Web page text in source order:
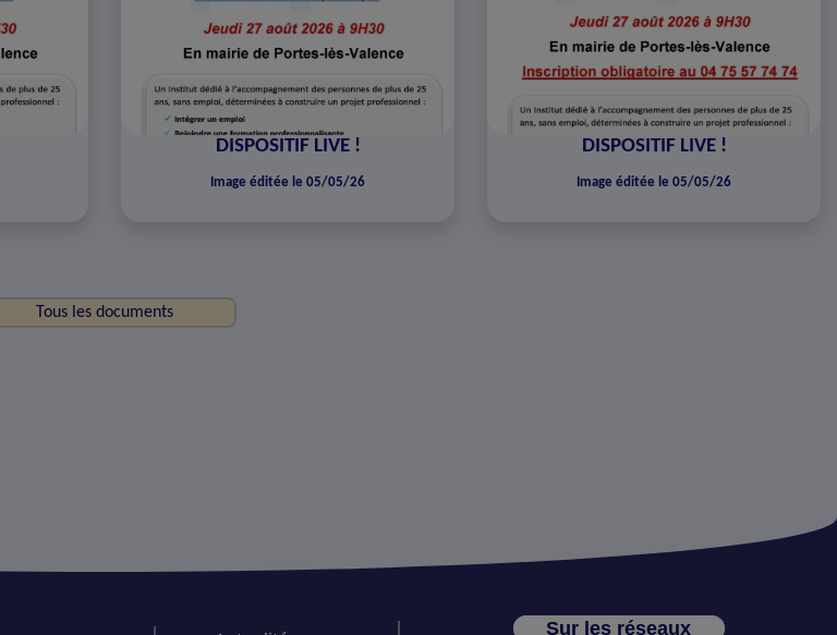
DISPOSITIF LIVE !
Image éditée le 05/05/26
DISPOSITIF LIVE !
Image éditée le 05/05/26
Tous les documents
Sur les réseaux